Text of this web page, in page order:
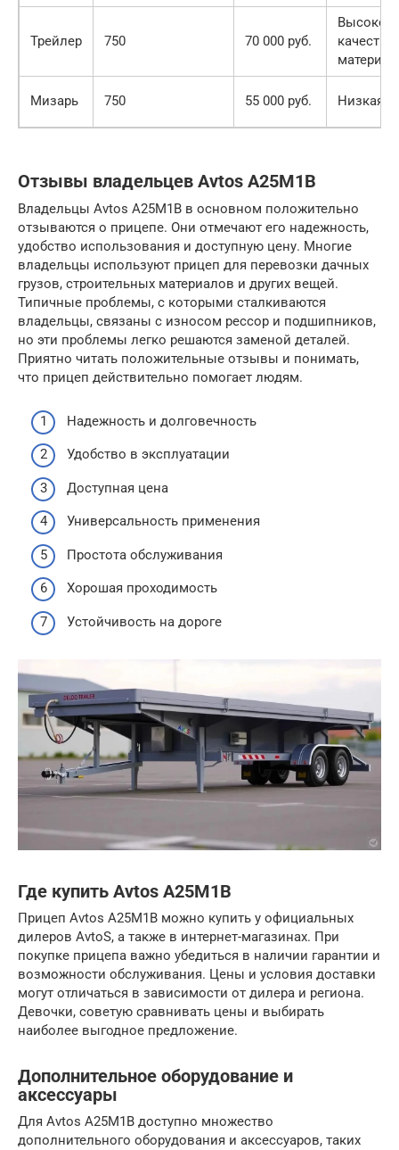
Трейлер 750 70 000 руб.
Высокое
качество
Мизарь 750 55 000 руб. Низкая
Отзывы владельцев Avtos A25M1B
Владельцы Avtos A25M1B в основном положительно
отзываются о прицепе. Они отмечают его надежность,
удобство использования и доступную цену. Многие
владельцы используют прицеп для перевозки дачных
грузов, строительных материалов и других вещей.
Типичные проблемы, с которыми сталкиваются
владельцы, связаны с износом рессор и подшипников,
но эти проблемы легко решаются заменой деталей.
Приятно читать положительные отзывы и понимать,
что прицеп действительно помогает людям.
Надежность и долговечность
Удобство в эксплуатации
Доступная цена
Универсальность применения
Простота обслуживания
Хорошая проходимость
Устойчивость на дороге
Где купить Avtos A25M1B
Прицеп Avtos A25M1B можно купить у официальных
дилеров AvtoS, а также в интернет-магазинах. При
покупке прицепа важно убедиться в наличии гарантии и
возможности обслуживания. Цены и условия доставки
могут отличаться в зависимости от дилера и региона.
Девочки, советую сравнивать цены и выбирать
наиболее выгодное предложение.
Дополнительное оборудование и
аксессуары
Для Avtos A25M1B доступно множество
дополнительного оборудования и аксессуаров, таких